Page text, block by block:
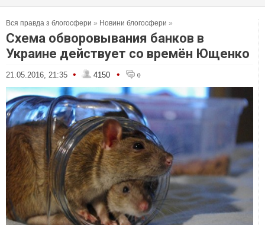
Вся правда з блогосфери » Новини блогосфери »
Схема обворовывания банков в
Украине действует со времён Ющенко
21.05.2016, 21:35 • 4150 • 0